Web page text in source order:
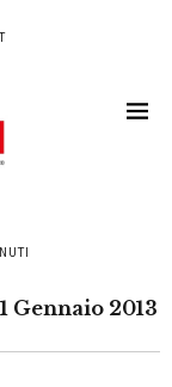
Gennaio 2013